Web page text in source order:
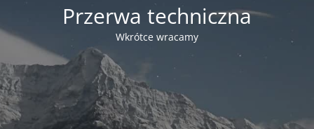
Przerwa techniczna
Wkrótce wracamy